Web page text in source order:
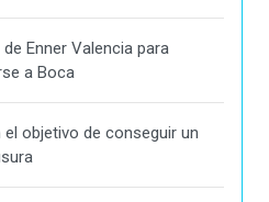
Enner Valencia para
a Boca
objetivo de conseguir un